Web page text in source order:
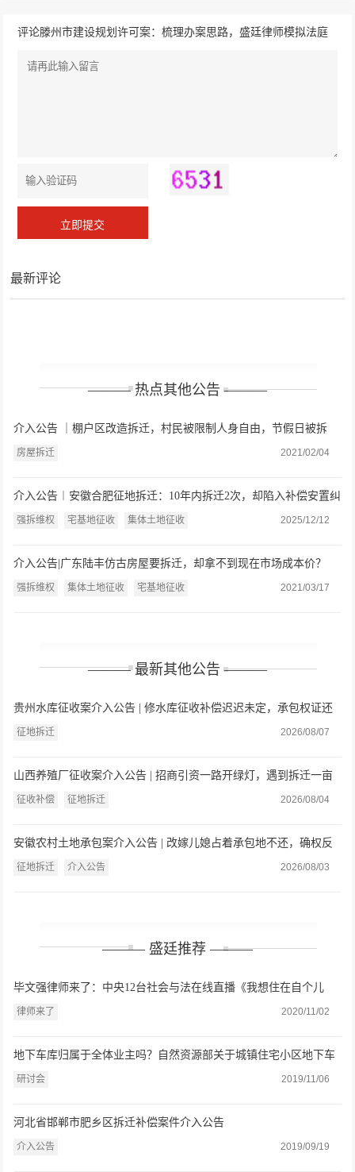
评论滕州市建设规划许可案：梳理办案思路，盛廷律师模拟法庭
开庭（2019年第3期）
最新评论
——— 热点其他公告 ———
介入公告 ｜棚户区改造拆迁，村民被限制人身自由，节假日被拆
房？
房屋拆迁 2021/02/04
介入公告︱安徽合肥征地拆迁：10年内拆迁2次，却陷入补偿安置纠
纷
强拆维权 宅基地征收 集体土地征收 2025/12/12
介入公告|广东陆丰仿古房屋要拆迁，却拿不到现在市场成本价？
强拆维权 集体土地征收 宅基地征收 2021/03/17
——— 最新其他公告 ———
贵州水库征收案介入公告 | 修水库征收补偿迟迟未定，承包权证还
遭撤销？贵州父女委托盛廷律师维权
征地拆迁 2026/08/07
山西养殖厂征收案介入公告 | 招商引资一路开绿灯，遇到拆迁一亩
就只给三万九？山西养殖户委托盛廷律师介入
征收补偿 征地拆迁 2026/08/04
安徽农村土地承包案介入公告 | 改嫁儿媳占着承包地不还，确权反
被多认3.1亩？盛廷律师介入维权
征地拆迁 介入公告 2026/08/03
——— 盛廷推荐 ———
毕文强律师来了：中央12台社会与法在线直播《我想住在自个儿
家》
律师来了 2020/11/02
地下车库归属于全体业主吗？自然资源部关于城镇住宅小区地下车
位（库）确权登记若干问题的意见（征求意见稿）》研讨会在盛廷
研讨会 2019/11/06
河北省邯郸市肥乡区拆迁补偿案件介入公告
介入公告 2019/09/19